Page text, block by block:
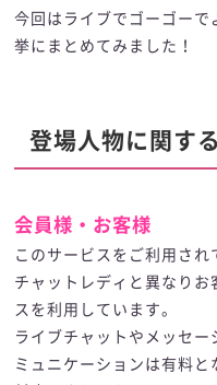
今回はライブでゴーゴー
挙にまとめてみました！
登場人物に関す
会員様・お客様
このサービスをご利用され
チャットレディと異なり
スを利用しています。
ライブチャットやメッセ
ミュニケーションは有料